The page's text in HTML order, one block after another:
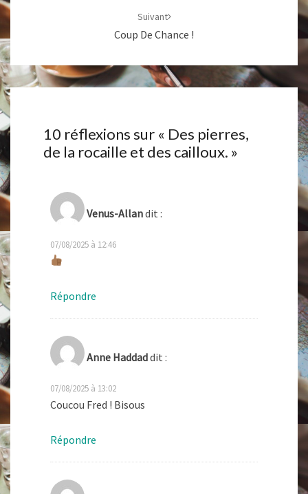
Suivant
Coup De Chance !
10 réflexions sur « Des pierres,
de la rocaille et des cailloux. »
Venus-Allandit :
07/08/2025 à 12:46
Répondre
Anne Haddaddit :
07/08/2025 à 13:02
Coucou Fred ! Bisous
Répondre